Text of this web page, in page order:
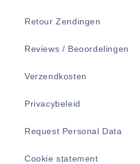
Retour Zendingen
Reviews / Beoordelingen
Verzendkosten
Privacybeleid
Request Personal Data
Cookie statement